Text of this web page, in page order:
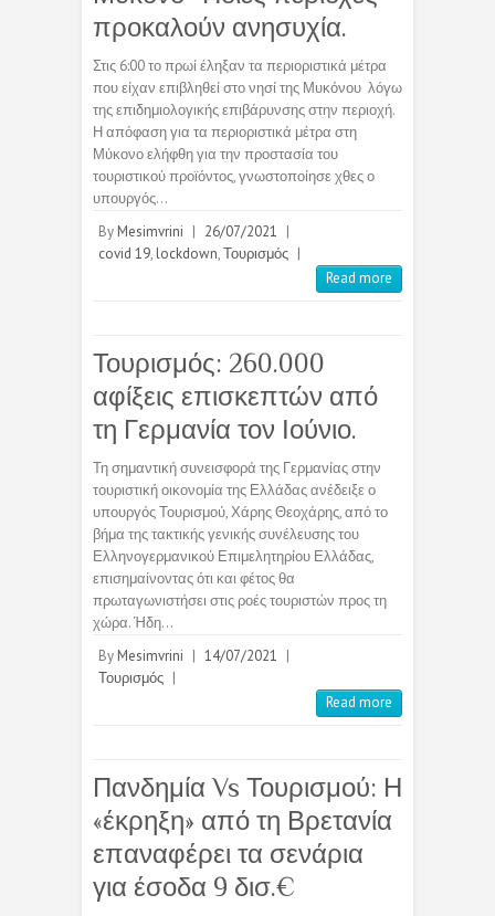
προκαλούν ανησυχία.
Στις 6:00 το πρωί έληξαν τα περιοριστικά μέτρα
που είχαν επιβληθεί στο νησί της Μυκόνου λόγω
της επιδημιολογικής επιβάρυνσης στην περιοχή.
Η απόφαση για τα περιοριστικά μέτρα στη
Μύκονο ελήφθη για την προστασία του
τουριστικού προϊόντος, γνωστοποίησε χθες ο
υπουργός…
By Mesimvrini | 26/07/2021 |
covid 19, lockdown,Τουρισμός |
Read more
Τουρισμός: 260.000
αφίξεις επισκεπτών από
τη Γερμανία τον Ιούνιο.
Τη σημαντική συνεισφορά της Γερμανίας στην
τουριστική οικονομία της Ελλάδας ανέδειξε ο
υπουργός Τουρισμού, Χάρης Θεοχάρης, από το
βήμα της τακτικής γενικής συνέλευσης του
Ελληνογερμανικού Επιμελητηρίου Ελλάδας,
επισημαίνοντας ότι και φέτος θα
πρωταγωνιστήσει στις ροές τουριστών προς τη
χώρα. Ήδη…
By Mesimvrini | 14/07/2021 |
Τουρισμός |
Read more
Πανδημία Vs Τουρισμού: Η
«έκρηξη» από τη Βρετανία
επαναφέρει τα σενάρια
για έσοδα 9 δισ.€